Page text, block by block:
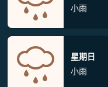
小雨
星期日
小雨